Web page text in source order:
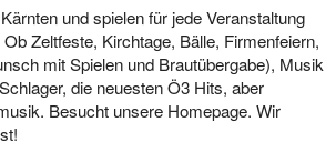
Ablauf
Geburtstagsfeier
Hochzeit
und spielen für jede Veranstaltung
Zeltfeste, Kirchtage, Bälle, Firmenfeiern,
mit Spielen und Brautübergabe), Musik
die neuesten Ö3 Hits, aber
Besucht unsere Homepage. Wir